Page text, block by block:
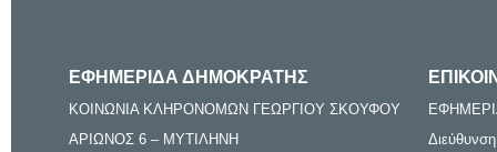
ΕΦΗΜΕΡΙΔΑ ΔΗΜΟΚΡΑΤΗΣ
ΚΟΙΝΩΝΙΑ ΚΛΗΡΟΝΟΜΩΝ ΓΕΩΡΓΙΟΥ ΣΚΟΥΦΟΥ
ΑΡΙΩΝΟΣ 6 – ΜΥΤΙΛΗΝΗ